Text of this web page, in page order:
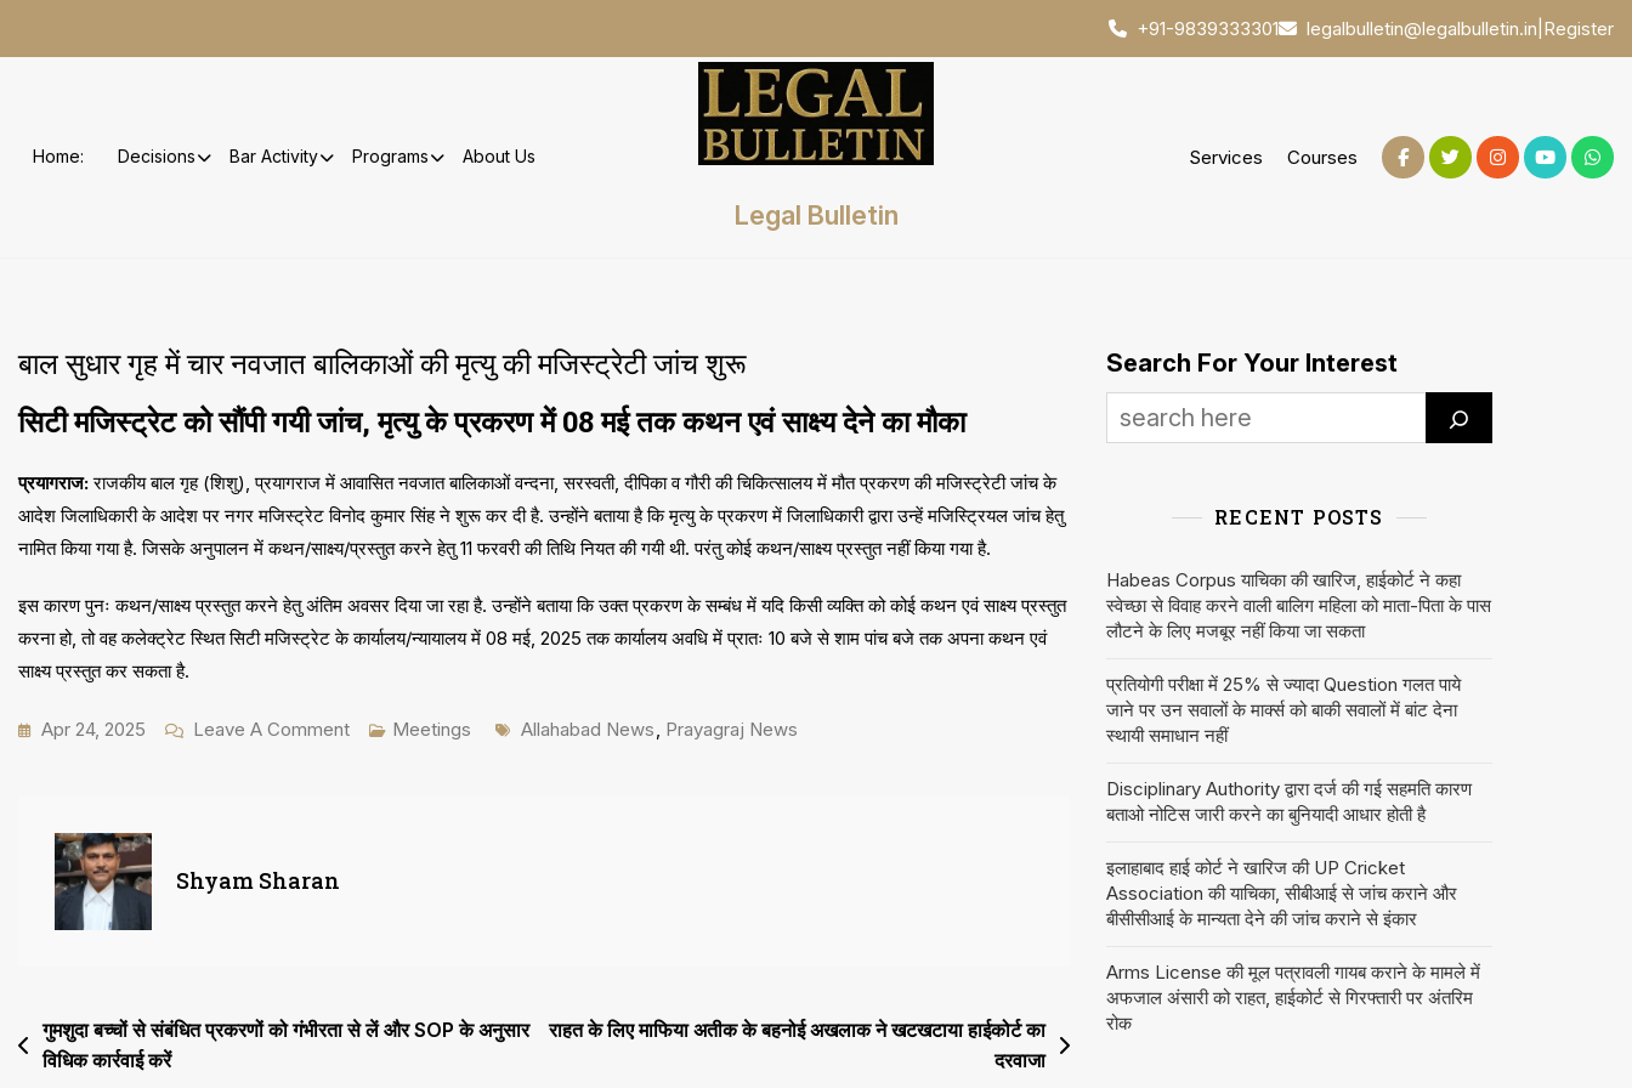
+91-9839333301 legalbulletin@legalbulletin.in Register
Home: Decisions Bar Activity Programs About Us
Legal Bulletin
Services Courses
बाल सुधार गृह में चार नवजात बालिकाओं की मृत्यु की मजिस्ट्रेटी जांच शुरू
सिटी मजिस्ट्रेट को सौंपी गयी जांच, मृत्यु के प्रकरण में 08 मई तक कथन एवं साक्ष्य देने का मौका
प्रयागराज:राजकीय बाल गृह (शिशु), प्रयागराज में आवासित नवजात बालिकाओं वन्दना, सरस्वती, दीपिका व गौरी की चिकित्सालय में मौत प्रकरण की मजिस्ट्रेटी जांच के
आदेश जिलाधिकारी के आदेश पर नगर मजिस्ट्रेट विनोद कुमार सिंह ने शुरू कर दी है. उन्होंने बताया है कि मृत्यु के प्रकरण में जिलाधिकारी द्वारा उन्हें मजिस्ट्रियल जांच हेतु
नामित किया गया है. जिसके अनुपालन में कथन/साक्ष्य/प्रस्तुत करने हेतु 11 फरवरी की तिथि नियत की गयी थी. परंतु कोई कथन/साक्ष्य प्रस्तुत नहीं किया गया है.
इस कारण पुनः कथन/साक्ष्य प्रस्तुत करने हेतु अंतिम अवसर दिया जा रहा है. उन्होंने बताया कि उक्त प्रकरण के सम्बंध में यदि किसी व्यक्ति को कोई कथन एवं साक्ष्य प्रस्तुत
करना हो, तो वह कलेक्ट्रेट स्थित सिटी मजिस्ट्रेट के कार्यालय/न्यायालय में 08 मई, 2025 तक कार्यालय अवधि में प्रातः 10 बजे से शाम पांच बजे तक अपना कथन एवं
साक्ष्य प्रस्तुत कर सकता है.
Apr 24, 2025 Leave A CommentOn
की
Meetings Tags
Allahabad News Prayagraj News
Shyam Sharan
Post
navigation
गुमशुदा बच्चों से संबंधित प्रकरणों को गंभीरता से लें और SOP के अनुसार
विधिक कार्रवाई करें
राहत के लिए माफिया अतीक के बहनोई अखलाक ने खटखटाया हाईकोर्ट का
दरवाजा
Search For Your Interest
RECENT POSTS
Habeas Corpus याचिका की खारिज, हाईकोर्ट ने कहा
स्वेच्छा से विवाह करने वाली बालिग महिला को माता-पिता के पास
लौटने के लिए मजबूर नहीं किया जा सकता
प्रतियोगी परीक्षा में 25% से ज्यादा Question गलत पाये
जाने पर उन सवालों के मार्क्स को बाकी सवालों में बांट देना
स्थायी समाधान नहीं
Disciplinary Authority द्वारा दर्ज की गई सहमति कारण
बताओ नोटिस जारी करने का बुनियादी आधार होती है
इलाहाबाद हाई कोर्ट ने खारिज की UP Cricket
Association की याचिका, सीबीआई से जांच कराने और
बीसीसीआई के मान्यता देने की जांच कराने से इंकार
Arms License की मूल पत्रावली गायब कराने के मामले में
अफजाल अंसारी को राहत, हाईकोर्ट से गिरफ्तारी पर अंतरिम
रोक